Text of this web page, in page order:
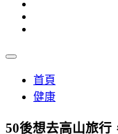
首頁
健康
50後想去高山旅行